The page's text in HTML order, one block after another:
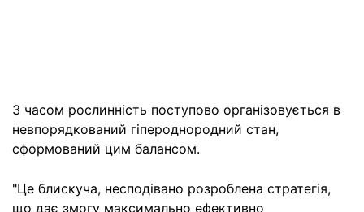
З часом рослинність поступово організовується в
невпорядкований гіпероднородний стан,
сформований цим балансом.
"Це блискуча, несподівано розроблена стратегія,
що дає змогу максимально ефективно